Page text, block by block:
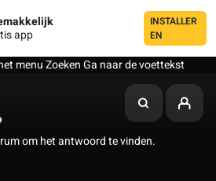
app
INSTALLER
EN
menuZoekenGa naar de voettekst
om het antwoord te vinden.